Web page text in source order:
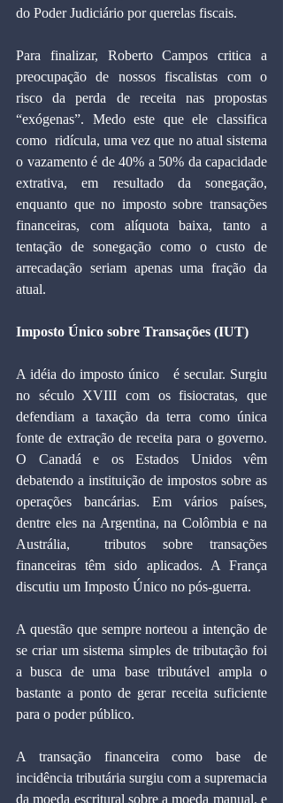
do Poder Judiciário por querelas fiscais.
Para finalizar, Roberto Campos critica a
preocupação de nossos fiscalistas com o
risco da perda de receita nas propostas
“exógenas”. Medo este que ele classifica
como  ridícula, uma vez que no atual sistema
o vazamento é de 40% a 50% da capacidade
extrativa, em resultado da sonegação,
enquanto que no imposto sobre transações
financeiras, com alíquota baixa, tanto a
tentação de sonegação como o custo de
arrecadação seriam apenas uma fração da
atual.
Imposto Único sobre Transações (IUT)
A idéia do imposto único   é secular. Surgiu
no século XVIII com os fisiocratas, que
defendiam a taxação da terra como única
fonte de extração de receita para o governo.
O Canadá e os Estados Unidos vêm
debatendo a instituição de impostos sobre as
operações bancárias. Em vários países,
dentre eles na Argentina, na Colômbia e na
Austrália,  tributos sobre transações
financeiras têm sido aplicados. A França
discutiu um Imposto Único no pós-guerra.
A questão que sempre norteou a intenção de
se criar um sistema simples de tributação foi
a busca de uma base tributável ampla o
bastante a ponto de gerar receita suficiente
para o poder público.
A transação financeira como base de
incidência tributária surgiu com a supremacia
da moeda escritural sobre a moeda manual, e